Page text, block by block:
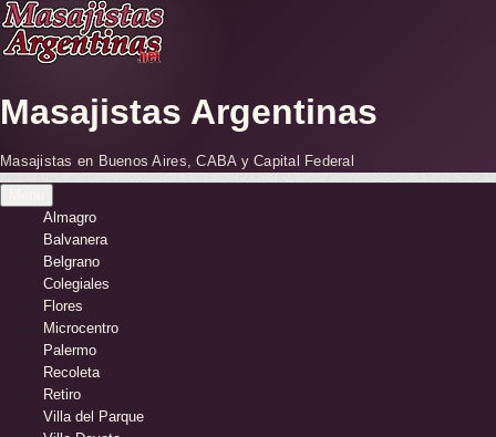
Skip
to
content
Masajistas Argentinas
Masajistas en Buenos Aires, CABA y Capital Federal
Almagro
Balvanera
Belgrano
Colegiales
Flores
Microcentro
Palermo
Recoleta
Retiro
Villa del Parque